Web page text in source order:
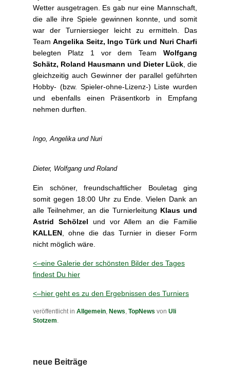
Wetter ausgetragen. Es gab nur eine Mannschaft,
die alle ihre Spiele gewinnen konnte, und somit
war der Turniersieger leicht zu ermitteln. Das
TeamAngelika Seitz, Ingo Türk und Nuri Charfi
belegten Platz 1 vor dem Team Wolfgang
Schätz, Roland Hausmann und Dieter Lück , die
gleichzeitig auch Gewinner der parallel geführten
Hobby- (bzw. Spieler-ohne-Lizenz-) Liste wurden
und ebenfalls einen Präsentkorb in Empfang
nehmen durften.
Ingo, Angelika und Nuri
Dieter, Wolfgang und Roland
Ein schöner, freundschaftlicher Bouletag ging
somit gegen 18:00 Uhr zu Ende. Vielen Dank an
alle Teilnehmer, an die Turnierleitung Klaus und
Astrid Schölzel und vor Allem an die Familie
KALLEN , ohne die das Turnier in dieser Form
nicht möglich wäre.
<–eine Galerie der schönsten Bilder des Tages
findest Du hier
<–hier geht es zu den Ergebnissen des Turniers
veröffentlicht in Allgemein, News, TopNews von Uli
Stotzem.
neue Beiträge